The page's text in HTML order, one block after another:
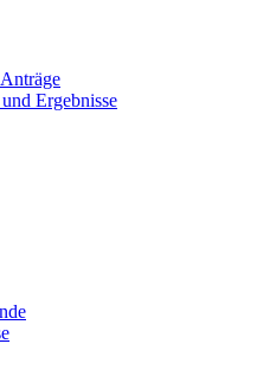
Ergebnisse